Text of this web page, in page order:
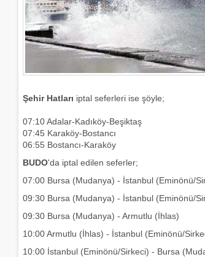
Şehir Hatları iptal seferleri ise şöyle;
07:10 Adalar-Kadıköy-Beşiktaş
07:45 Karaköy-Bostancı
06:55 Bostancı-Karaköy
BUDO'da iptal edilen seferler;
07:00 Bursa (Mudanya) - İstanbul (Eminönü/
09:30 Bursa (Mudanya) - İstanbul (Eminönü/
09:30 Bursa (Mudanya) - Armutlu (İhlas)
10:00 Armutlu (İhlas) - İstanbul (Eminönü/
10:00 İstanbul (Eminönü/Sirkeci) - Bursa